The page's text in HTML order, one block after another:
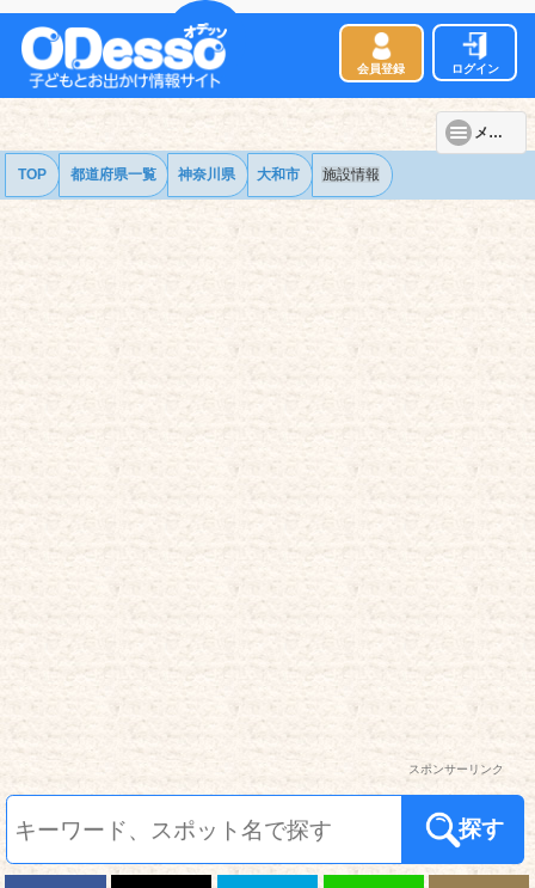
会員登録 ログイン
メニュー
TOP 都道府県一覧 神奈川県 大和市 施設情報
スポンサーリンク
探す